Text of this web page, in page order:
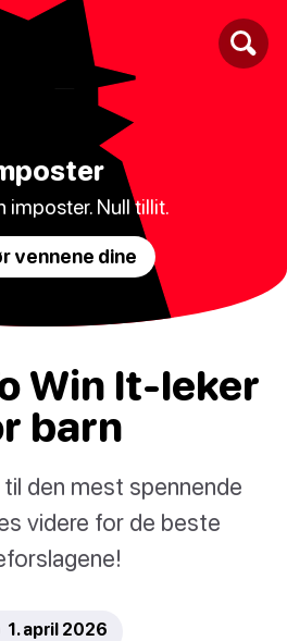
imposter. Null tillit.
vennene dine
Win It-leker
barn
den mest spennende
videre for de beste
april 2026